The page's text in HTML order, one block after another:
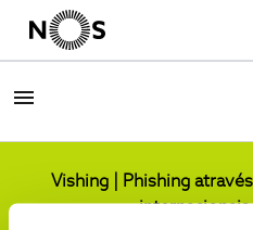
Vishing | Phishing